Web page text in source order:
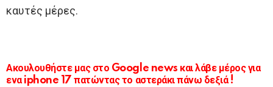
καυτές μέρες.
Ακουλουθήστε μας στο Google news και λάβε μέρος για
ενα iphone 17 πατώντας το αστεράκι πάνω δεξιά !